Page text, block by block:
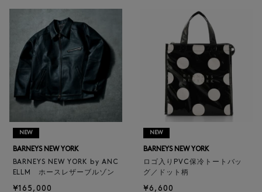
NEW
BARNEYS NEW YORK
BARNEYS NEW YORK by ANC
ELLM ホースレザーブルゾン
¥165,000
NEW
BARNEYS NEW YORK
ロゴ入りPVC保冷トートバッ
グ／ドット柄
¥6,600